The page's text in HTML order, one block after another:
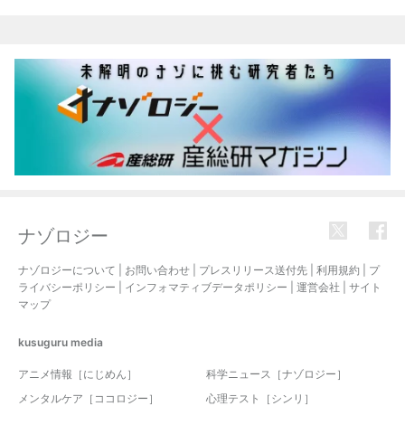
ナゾロジー
ナゾロジーについて お問い合わせ プレスリリース送付先 利用規約
プ
ライバシーポリシー
インフォマティブデータポリシー 運営会社
サイト
マップ
kusuguru media
アニメ情報［にじめん］
科学ニュース［ナゾロジー］
メンタルケア［ココロジー］
心理テスト［シンリ］